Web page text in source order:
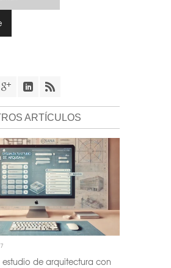
ARTÍCULOS
estudio de arquitectura con